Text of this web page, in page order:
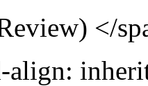
</
align: